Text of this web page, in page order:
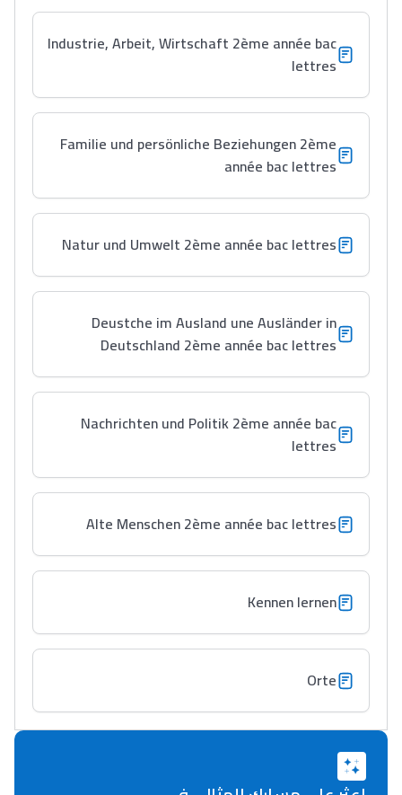
Collège au Maroc
التعليم الثانوي الإعدادي
Post-Bac
+ de 89 Interviews/Vidéos
دليل المهن
ما يزيد عن 149 مهنة
دليل التوجيه
Ki Derti Liha
باش تقدر تساعد الناس
Industrie, Arbeit, Wirtschaft 2ème année bac
lettres
Familie und persönliche Beziehungen 2ème
année bac lettres
Natur und Umwelt 2ème année bac lettres
Deustche im Ausland une Ausländer in
Deutschland 2ème année bac lettres
Nachrichten und Politik 2ème année bac
lettres
Alte Menschen 2ème année bac lettres
Kennen lernen
Orte